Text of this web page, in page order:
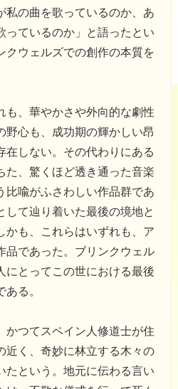
私の曲を歌っているのか、あ
っているのか」と語ったとい
クウェルズでの創作の本質を
、華やかさや外向的な劇性
野心も、成功期の輝かしい昂
在しない。その代わりにある
た、驚くほど透き通った音楽
比喩がふさわしい作品群であ
して辿り着いた最後の境地と
かも、これらはいずれも、ア
品であった。ブリンクウェル
にとってこの世における最後
る。
つてスペイン人修道士が住
近く、奇妙に林立する木々の
たという。地元に伝わる言い